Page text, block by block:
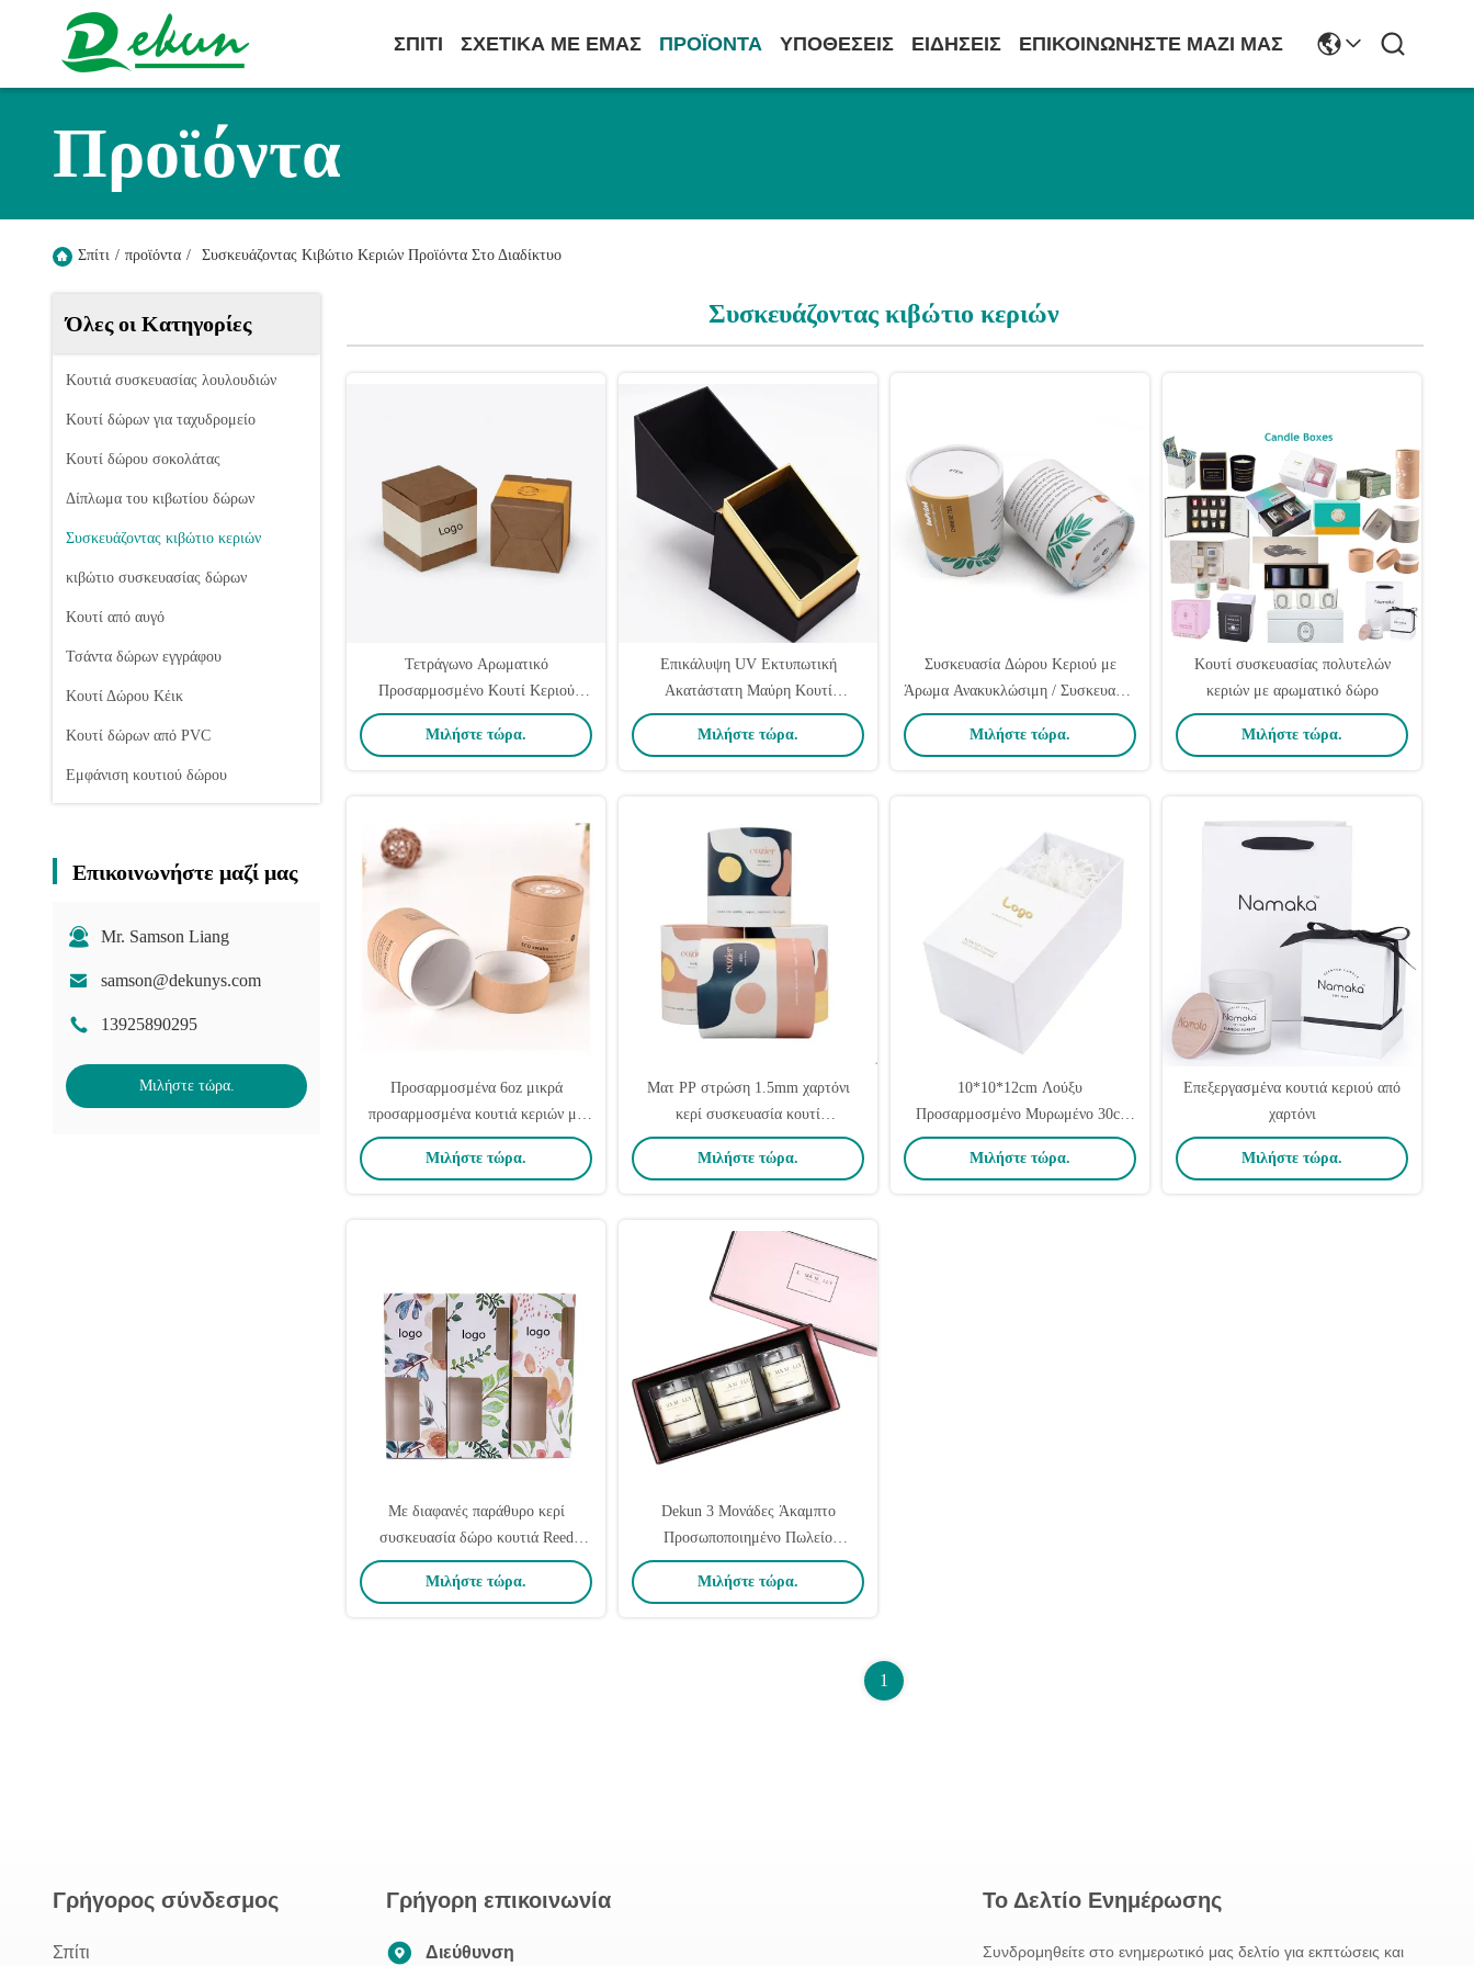
ΣΠΊΤΙ ΣΧΕΤΙΚΆ ΜΕ ΕΜΆΣ ΠΡΟΪΌΝΤΑ ΥΠΟΘΈΣΕΙΣ ΕΙΔΉΣΕΙΣ ΕΠΙΚΟΙΝΩΝΉΣΤΕ ΜΑΖΊ ΜΑΣ
Προϊόντα
Σπίτι / προϊόντα / Συσκευάζοντας Κιβώτιο Κεριών Προϊόντα Στο Διαδίκτυο
Όλες οι Κατηγορίες
Κουτιά συσκευασίας λουλουδιών
Κουτί δώρων για ταχυδρομείο
Κουτί δώρου σοκολάτας
Δίπλωμα του κιβωτίου δώρων
Συσκευάζοντας κιβώτιο κεριών
κιβώτιο συσκευασίας δώρων
Κουτί από αυγό
Τσάντα δώρων εγγράφου
Κουτί Δώρου Κέικ
Κουτί δώρων από PVC
Εμφάνιση κουτιού δώρου
Επικοινωνήστε μαζί μας
Mr. Samson Liang
samson@dekunys.com
13925890295
Μιλήστε τώρα.
Συσκευάζοντας κιβώτιο κεριών
Τετράγωνο Αρωματικό
Προσαρμοσμένο Κουτί Κεριού
Συσκευασία Δώρου από Χαρτί Kraft
Οικολογικό
Μιλήστε τώρα.
Επικάλυψη UV Εκτυπωτική
Ακατάστατη Μαύρη Κουτί
συσκευασίας κεριού με κάλυμμα
OEM
Μιλήστε τώρα.
Συσκευασία Δώρου Κεριού με
Άρωμα Ανακυκλώσιμη / Συσκευασία
Σωλήνα Σκληρού Κεριού Βάζο 8Oz
Μιλήστε τώρα.
Κουτί συσκευασίας πολυτελών
κεριών με αρωματικό δώρο
Μιλήστε τώρα.
Προσαρμοσμένα 6oz μικρά
προσαρμοσμένα κουτιά κεριών με
λογότυπο Προσαρμοσμένα ιδιωτικά
σήματα Αρωματικά κουτιά κεριών
Μιλήστε τώρα.
Ματ PP στρώση 1.5mm χαρτόνι
κερί συσκευασία κουτί
εξατομικευμένο πολυτελή
Μιλήστε τώρα.
10*10*12cm Λούξυ
Προσαρμοσμένο Μυρωμένο 30cl
Κεραυνό κουτί Τυβώματος Συσκευή
Με Χρυσό Φόλιο Τυπωμένο
Μιλήστε τώρα.
Επεξεργασμένα κουτιά κεριού από
χαρτόνι
Μιλήστε τώρα.
Με διαφανές παράθυρο κερί
συσκευασία δώρο κουτιά Reed
Diffuser Tealight Custom CMYK
εκτύπωση
Μιλήστε τώρα.
Dekun 3 Μονάδες Άκαμπτο
Προσωποποιημένο Πωλείο
Κεραυνών Με Κεπάκι
18cmX12cmX6cm
Μιλήστε τώρα.
1
Γρήγορος σύνδεσμος
Σπίτι
Γρήγορη επικοινωνία
Διεύθυνση
Το Δελτίο Ενημέρωσης
Συνδρομηθείτε στο ενημερωτικό μας δελτίο για εκπτώσεις και